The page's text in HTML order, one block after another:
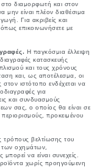
στο διαμορφωτή και στον
είναι πλέον διαθέσιμα
Για ακριβείς και
επικοινωνήσετε με
Η παγκόσμια έλλειψη
κατασκευής
και τους χρόνους
και, ως αποτέλεσμα, οι
στον ιστότοπο ενδέχεται να
για
και συνδυασμούς
σας, ο οποίος θα είναι σε
προκειμένου
βελτίωσης του
των οχημάτων,
να είναι συνεχείς.
χωρίς προηγούμενη